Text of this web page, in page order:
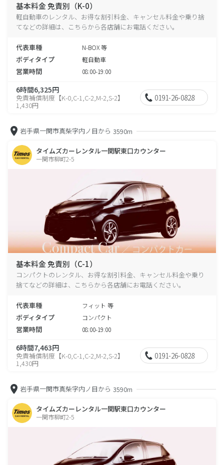
基本料金 免責別（K-0）
軽自動車のレンタル、お得な割引料金、キャンセル料金や乗り捨
てなどの詳細は、こちらから各店舗にお電話ください。
代表車種 N-BOX 等
ボディタイプ 軽自動車
営業時間 08:00-19:00
6時間6,325円
免責補償制度【K-0,C-1,C-2,M-2,S-2】
1,430円
0191-26-0828
岩手県一関市真柴字内ノ目から 3590m
タイムズカーレンタル一関駅東口カウンター
一関市柳町2-5
基本料金 免責別（C-1）
コンパクトのレンタル、お得な割引料金、キャンセル料金や乗り
捨てなどの詳細は、こちらから各店舗にお電話ください。
代表車種 フィット 等
ボディタイプ コンパクト
営業時間 08:00-19:00
6時間7,463円
免責補償制度【K-0,C-1,C-2,M-2,S-2】
1,430円
0191-26-0828
岩手県一関市真柴字内ノ目から 3590m
タイムズカーレンタル一関駅東口カウンター
一関市柳町2-5